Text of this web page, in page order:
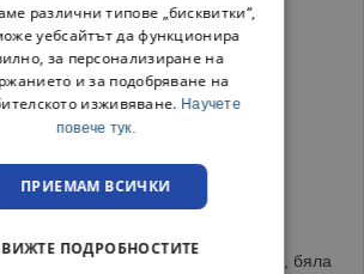
във
х 12 х
Ваза за цветя 37 см, бяла
различни типове „бисквитки“,
уебсайтът да функционира
за персонализиране на
и за подобряване на
изживяване. Научете
повече тук.
ПРИЕМАМ ВСИЧКИ
ВИЖТЕ ПОДРОБНОСТИТЕ